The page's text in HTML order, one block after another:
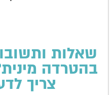
שאלות
בהטרדה
צריך